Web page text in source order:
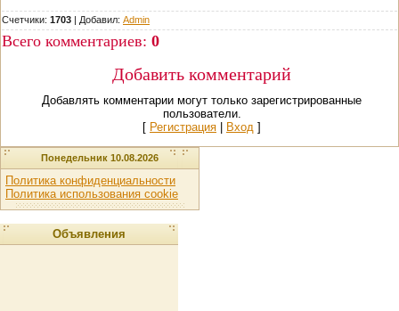
Счетчики: 1703 | Добавил: Admin
Всего комментариев: 0
Добавить комментарий
Добавлять комментарии могут только зарегистрированные
пользователи.
[ Регистрация Вход ]
Понедельник 10.08.2026
Политика конфиденциальности
Политика использования cookie
Объявления